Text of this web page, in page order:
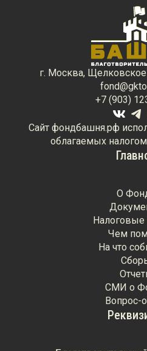
О
Налоговые
Чем
На что
СМИ о
Вопрос-
г. Москва,
+7 (903)
Сайт фондбашня.рф
облагаемых